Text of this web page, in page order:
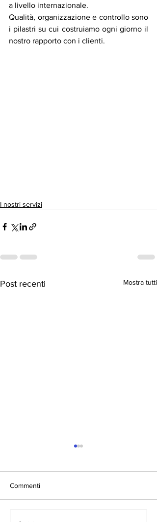
a livello internazionale.
Qualità, organizzazione e controllo sono
i pilastri su cui costruiamo ogni giorno il
nostro rapporto con i clienti.
I nostri servizi
Post recenti Mostra tutti
Commenti